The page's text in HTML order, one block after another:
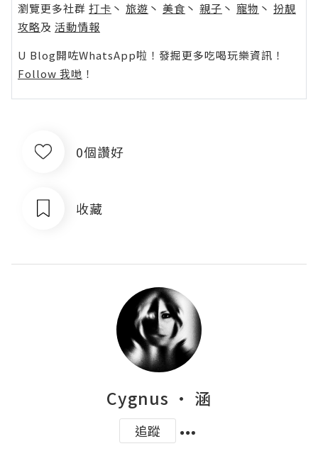
瀏覽更多社群 打卡 丶 旅遊 丶 美食 丶 親子 丶 寵物 丶 扮靚
攻略及 活動情報
U Blog開咗WhatsApp啦！發掘更多吃喝玩樂資訊！
Follow 我哋 ！
0個讚好
收藏
Cygnus • 涵
追蹤